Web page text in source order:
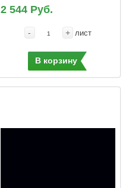
2 544 Руб.
- + лист
В корзину